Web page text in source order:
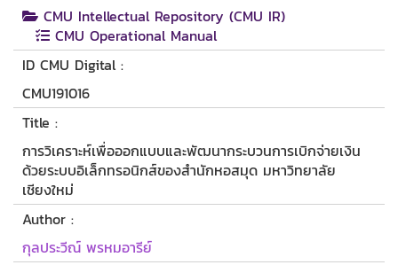
CMU Intellectual Repository (CMU IR)
CMU Operational Manual
ID CMU Digital :
CMU191016
Title :
การวิเคราะห์เพื่อออกแบบและพัฒนากระบวนการเบิกจ่ายเงิน
ด้วยระบบอิเล็กทรอนิกส์ของสำนักหอสมุด มหาวิทยาลัย
เชียงใหม่
Author :
กุลประวีณ์ พรหมอารีย์